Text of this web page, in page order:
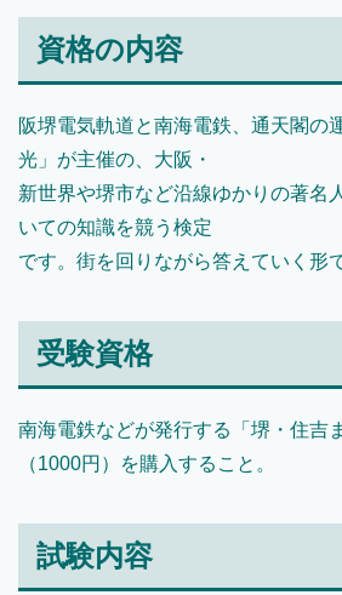
資格の内容
阪堺電気軌道と南海電鉄、通天閣の
光」が主催の、大阪・
新世界や堺市など沿線ゆかりの著名
いての知識を競う検定
です。街を回りながら答えていく形
受験資格
南海電鉄などが発行する「堺・住吉
（1000円）を購入すること。
試験内容